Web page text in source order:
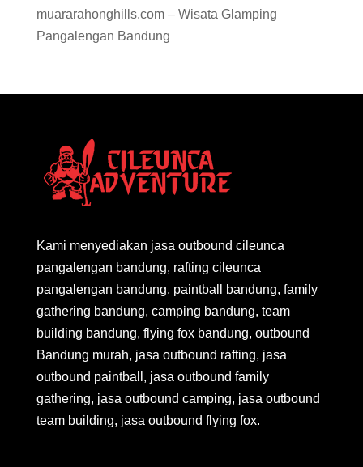
muararahonghills.com – Wisata Glamping
Pangalengan Bandung
Kami menyediakan jasa outbound cileunca
pangalengan bandung, rafting cileunca
pangalengan bandung, paintball bandung, family
gathering bandung, camping bandung, team
building bandung, flying fox bandung, outbound
Bandung murah, jasa outbound rafting, jasa
outbound paintball, jasa outbound family
gathering, jasa outbound camping, jasa outbound
team building, jasa outbound flying fox.